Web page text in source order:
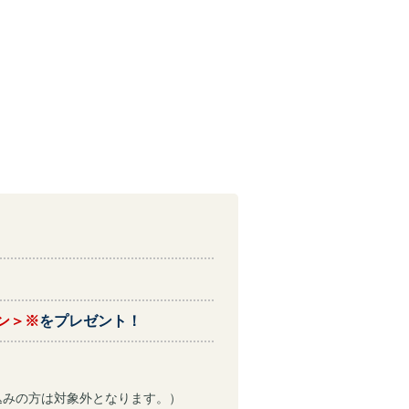
＞※をプレゼント！
の方は対象外となります。）